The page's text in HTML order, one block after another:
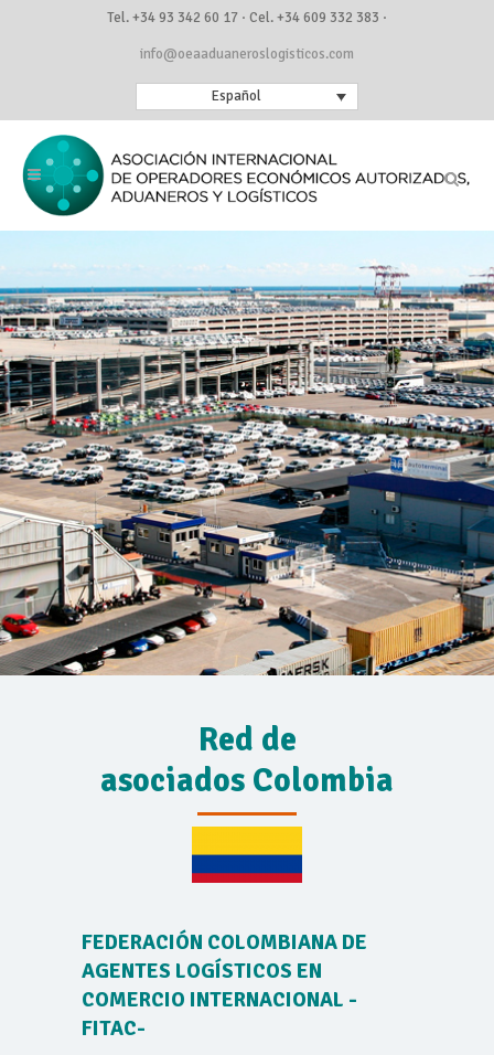
Tel. +34 93 342 60 17 · Cel. +34 609 332 383 ·
info@oeaaduaneroslogisticos.com
Español
Red de
asociados Colombia
FEDERACIÓN COLOMBIANA DE
AGENTES LOGÍSTICOS EN
COMERCIO INTERNACIONAL -
FITAC-